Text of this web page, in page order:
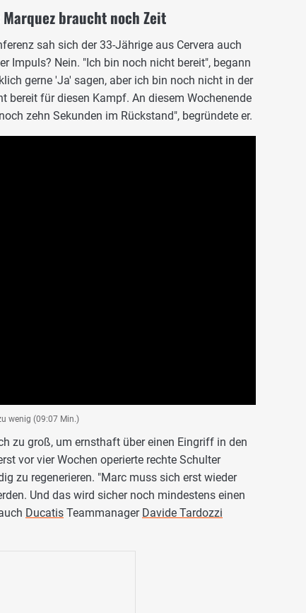
braucht noch Zeit
sah sich der 33-Jährige aus Cervera auch
Impuls? Nein. "Ich bin noch nicht bereit", begann
gerne 'Ja' sagen, aber ich bin noch nicht in der
bereit für diesen Kampf. An diesem Wochenende
zehn Sekunden im Rückstand", begründete er.
wenig (09:07 Min.)
zu groß, um ernsthaft über einen Eingriff in den
vor vier Wochen operierte rechte Schulter
zu regenerieren. "Marc muss sich erst wieder
Und das wird sicher noch mindestens einen
Ducatis Teammanager Davide Tardozzi